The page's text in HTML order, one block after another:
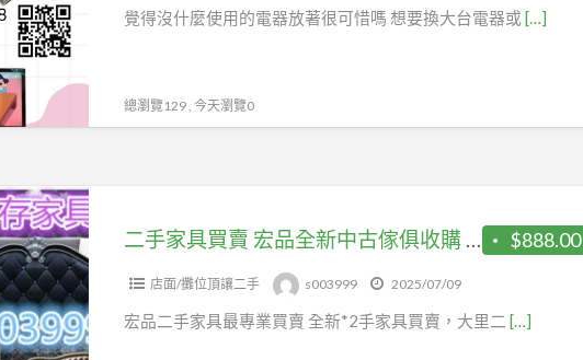
覺得沒什麼使用的電器放著很可惜嗎 想要換大台電器或[…]
總瀏覽129 , 今天瀏覽0
$888.00
二手家具買賣 宏品全新中古傢俱收購 2手家具拍賣家 0979003999
店面/攤位頂讓二手 s003999 2025/07/09
宏品二手家具最專業買賣 全新*2手家具買賣，大里二 […]